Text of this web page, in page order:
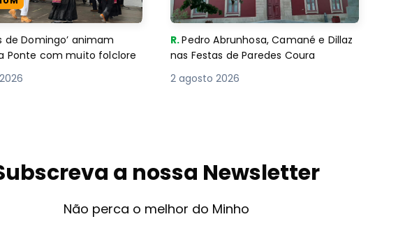
de Domingo’ animam
Ponte com muito folclore
R.Pedro Abrunhosa, Camané e Dillaz
nas Festas de Paredes Coura
2 agosto 2026
a nossa Newsletter
Não perca o melhor do Minho